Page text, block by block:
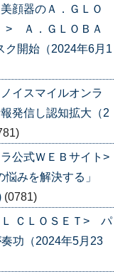
顔器のＡ．ＧＬＯ
> Ａ．ＧＬＯＢＡ
ク開始（2024年6月1
イスマイルオンラ
発信し認知拡大（2
公式ＷＥＢサイト>
みを解決する」
(0781)
ＣＬＯＳＥＴ> パ
奏功（2024年5月23